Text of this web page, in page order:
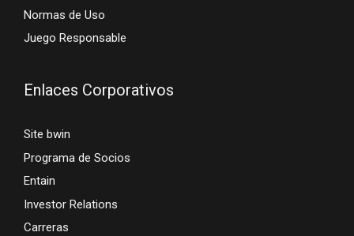
Normas de Uso
Juego Responsable
Enlaces Corporativos
Site bwin
Programa de Socios
Entain
Investor Relations
Carreras